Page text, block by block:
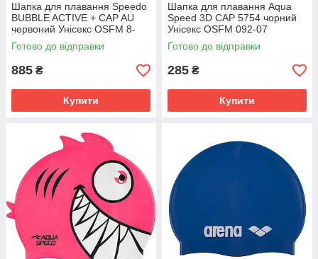
Шапка для плавання Speedo
BUBBLE ACTIVE + CAP AU
червоний Унісекс OSFM 8-
139546446
Готово до відправки
885 ₴
Купити
Шапка для плавання Aqua
Speed 3D CAP 5754 чорний
Унісекс OSFM 092-07
Готово до відправки
285 ₴
Купити